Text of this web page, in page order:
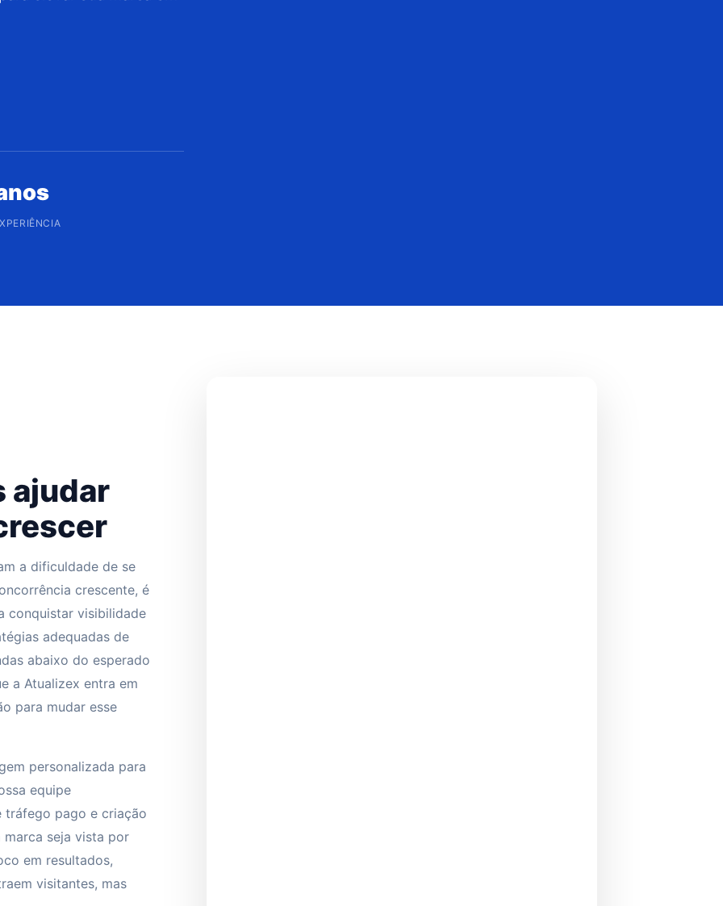
ajudar
a dificuldade de se
crescente, é
conquistar visibilidade
adequadas de
abaixo do esperado
a Atualizex entra em
para mudar esse
personalizada para
equipe
tráfego pago e criação
marca seja vista por
em resultados,
visitantes, mas